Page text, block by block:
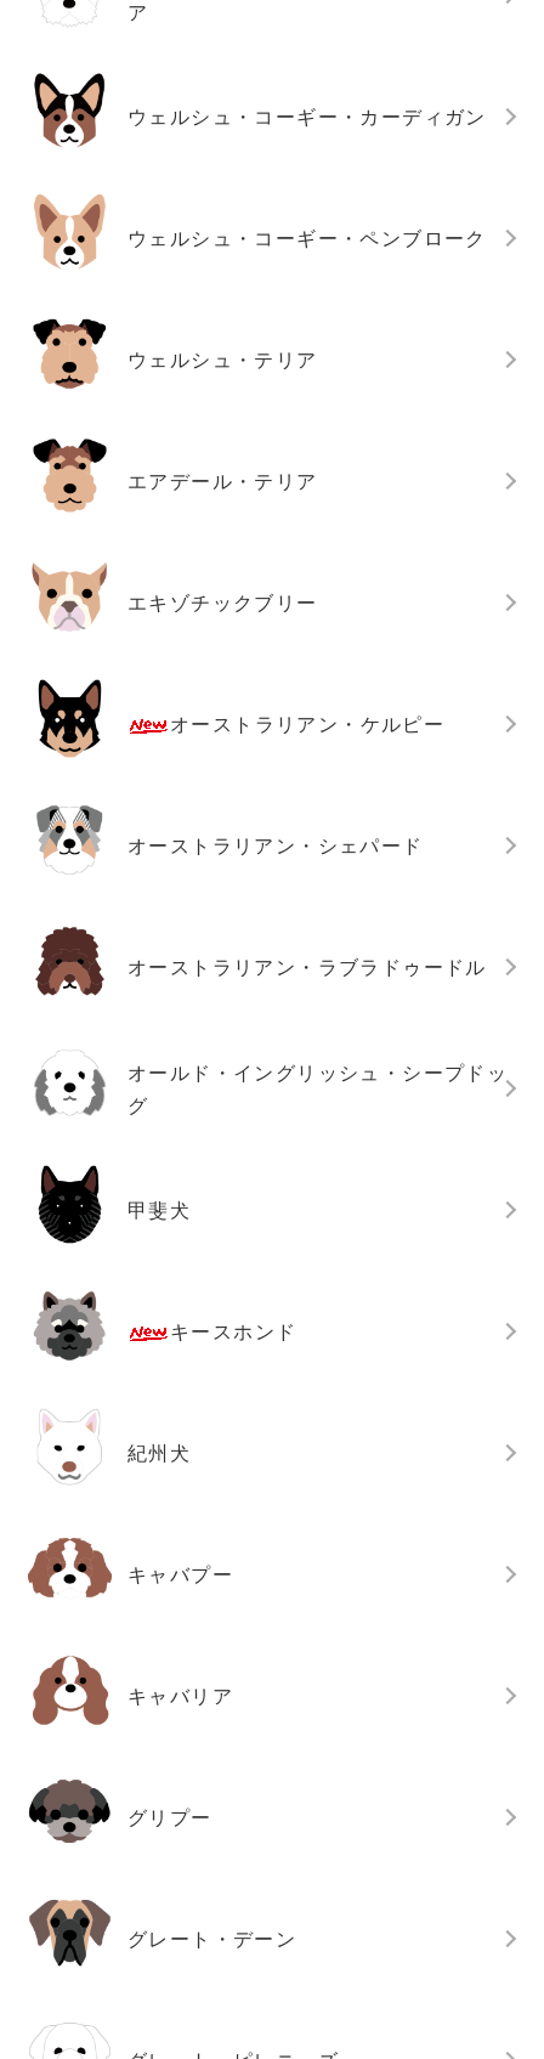
ア
ウェルシュ・コーギー・カーディガン
ウェルシュ・コーギー・ペンブローク
ウェルシュ・テリア
エアデール・テリア
エキゾチックブリー
オーストラリアン・ケルピー
オーストラリアン・シェパード
オーストラリアン・ラブラドゥードル
オールド・イングリッシュ・シープドッ
グ
甲斐犬
キースホンド
紀州犬
キャバプー
キャバリア
グリプー
グレート・デーン